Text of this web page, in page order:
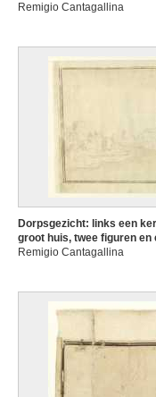
Remigio Cantagallina
Dorpsgezicht: links een
groot huis, twee figuren en
Remigio Cantagallina